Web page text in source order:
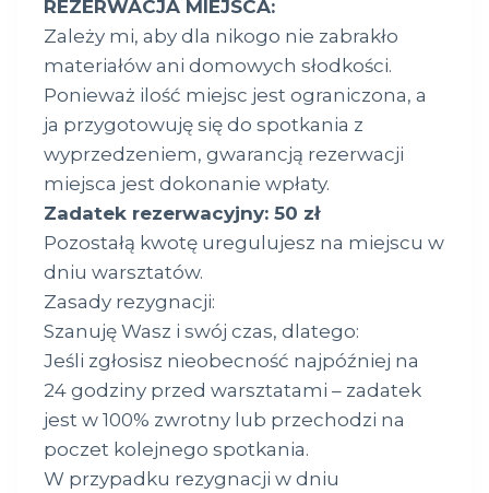
REZERWACJA MIEJSCA:
Zależy mi, aby dla nikogo nie zabrakło
materiałów ani domowych słodkości.
Ponieważ ilość miejsc jest ograniczona, a
ja przygotowuję się do spotkania z
wyprzedzeniem, gwarancją rezerwacji
miejsca jest dokonanie wpłaty.
Zadatek rezerwacyjny: 50 zł
Pozostałą kwotę uregulujesz na miejscu w
dniu warsztatów.
Zasady rezygnacji:
Szanuję Wasz i swój czas, dlatego:
Jeśli zgłosisz nieobecność najpóźniej na
24 godziny przed warsztatami – zadatek
jest w 100% zwrotny lub przechodzi na
poczet kolejnego spotkania.
W przypadku rezygnacji w dniu